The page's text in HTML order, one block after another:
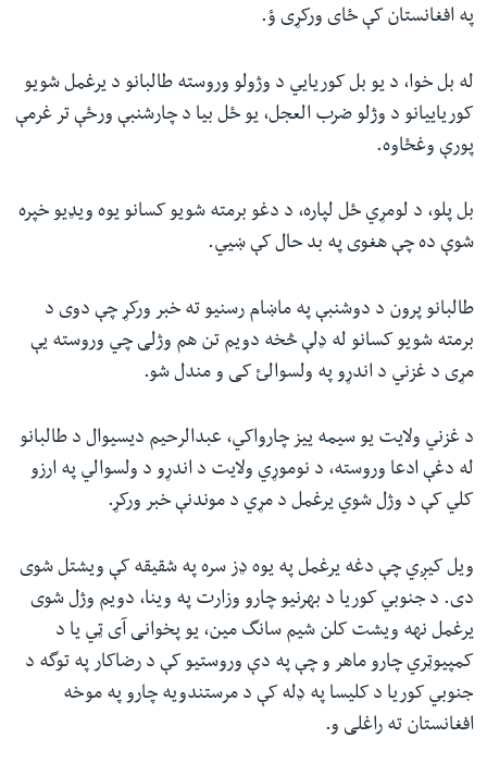
په افغانستان کې ځای ورکړی ؤ.
له بل خوا، د یو بل کوریایي د وژولو وروسته طالبانو د یرغمل شویو
کوریایيانو د وژلو ضرب العجل، یو ځل بیا د چارشنبې ورځې تر غرمې
پورې وغځاوه.
بل پلو، د لومړي ځل لپاره، د دغو برمته شویو کسانو یوه ویډیو خپره
شوې ده چې هغوی په بد حال کې ښیي.
طالبانو پرون د دوشنبې په ماښام رسنیو ته خبر ورکړ چې دوی د
برمته شویو کسانو له ډلې څخه دویم تن هم وژلی چي وروسته یې
مړی د غزني د اندړو په ولسوالئ کی و مندل شو.
د غزني ولایت یو سیمه ییز چارواکي، عبدالرحیم دیسيوال د طالبانو
له دغې ادعا وروسته، د نوموړي ولایت د اندړو د ولسوالي په ارزو
کلي کې د وژل شوي یرغمل د مړي د موندنې خبر ورکړ.
ویل کیږي چې دغه یرغمل په یوه ډز سره په شقیقه کې ویشتل شوی
دی. د جنوبي کوریا د بهرنیو چارو وزارت په وینا، دویم وژل شوی
یرغمل نهه ویشت کلن شیم سانگ مین، یو پخوانی آی ټي یا د
کمپیوټري چارو ماهر و چې په دې وروستیو کې د رضاکار په توگه د
جنوبي کوریا د کلیسا په ډله کې د مرستندویه چارو په موخه
افغانستان ته راغلی و.